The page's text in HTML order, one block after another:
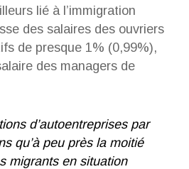
lié à l’immigration
des salaires des ouvriers
de presque 1% (0,99%),
des managers de
d’autoentreprises par
qu’à peu près la moitié
migrants en situation